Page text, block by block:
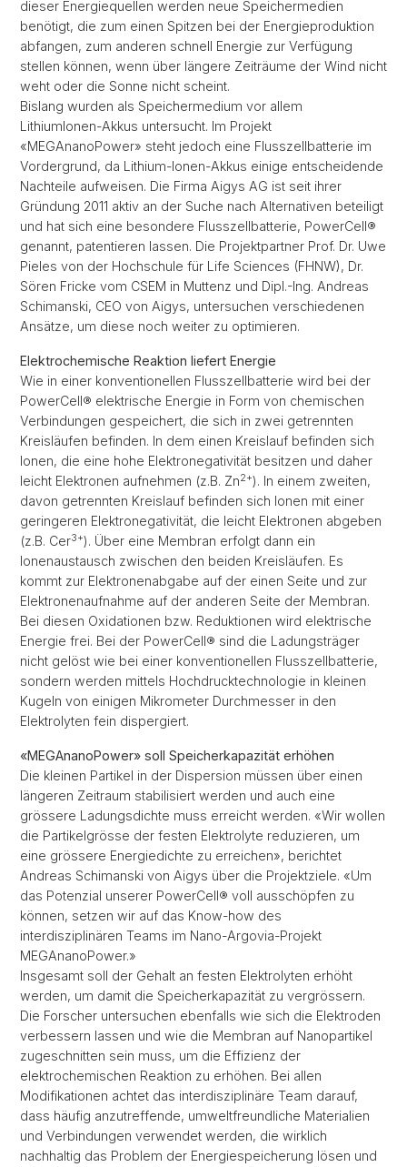
dieser Energiequellen werden neue Speichermedien
benötigt, die zum einen Spitzen bei der Energieproduktion
abfangen, zum anderen schnell Energie zur Verfügung
stellen können, wenn über längere Zeiträume der Wind nicht
weht oder die Sonne nicht scheint.
Bislang wurden als Speichermedium vor allem
LithiumIonen-Akkus untersucht. Im Projekt
«MEGAnanoPower» steht jedoch eine Flusszellbatterie im
Vordergrund, da Lithium-Ionen-Akkus einige entscheidende
Nachteile aufweisen. Die Firma Aigys AG ist seit ihrer
Gründung 2011 aktiv an der Suche nach Alternativen beteiligt
und hat sich eine besondere Flusszellbatterie, PowerCell®
genannt, patentieren lassen. Die Projektpartner Prof. Dr. Uwe
Pieles von der Hochschule für Life Sciences (FHNW), Dr.
Sören Fricke vom CSEM in Muttenz und Dipl.-Ing. Andreas
Schimanski, CEO von Aigys, untersuchen verschiedenen
Ansätze, um diese noch weiter zu optimieren.
Elektrochemische Reaktion liefert Energie
Wie in einer konventionellen Flusszellbatterie wird bei der
PowerCell® elektrische Energie in Form von chemischen
Verbindungen gespeichert, die sich in zwei getrennten
Kreisläufen befinden. In dem einen Kreislauf befinden sich
Ionen, die eine hohe Elektronegativität besitzen und daher
leicht Elektronen aufnehmen (z.B. Zn2+). In einem zweiten,
davon getrennten Kreislauf befinden sich Ionen mit einer
geringeren Elektronegativität, die leicht Elektronen abgeben
(z.B. Cer3+). Über eine Membran erfolgt dann ein
Ionenaustausch zwischen den beiden Kreisläufen. Es
kommt zur Elektronenabgabe auf der einen Seite und zur
Elektronenaufnahme auf der anderen Seite der Membran.
Bei diesen Oxidationen bzw. Reduktionen wird elektrische
Energie frei. Bei der PowerCell® sind die Ladungsträger
nicht gelöst wie bei einer konventionellen Flusszellbatterie,
sondern werden mittels Hochdrucktechnologie in kleinen
Kugeln von einigen Mikrometer Durchmesser in den
Elektrolyten fein dispergiert.
«MEGAnanoPower» soll Speicherkapazität erhöhen
Die kleinen Partikel in der Dispersion müssen über einen
längeren Zeitraum stabilisiert werden und auch eine
grössere Ladungsdichte muss erreicht werden. «Wir wollen
die Partikelgrösse der festen Elektrolyte reduzieren, um
eine grössere Energiedichte zu erreichen», berichtet
Andreas Schimanski von Aigys über die Projektziele. «Um
das Potenzial unserer PowerCell® voll ausschöpfen zu
können, setzen wir auf das Know-how des
interdisziplinären Teams im Nano-Argovia-Projekt
MEGAnanoPower.»
Insgesamt soll der Gehalt an festen Elektrolyten erhöht
werden, um damit die Speicherkapazität zu vergrössern.
Die Forscher untersuchen ebenfalls wie sich die Elektroden
verbessern lassen und wie die Membran auf Nanopartikel
zugeschnitten sein muss, um die Effizienz der
elektrochemischen Reaktion zu erhöhen. Bei allen
Modifikationen achtet das interdisziplinäre Team darauf,
dass häufig anzutreffende, umweltfreundliche Materialien
und Verbindungen verwendet werden, die wirklich
nachhaltig das Problem der Energiespeicherung lösen und